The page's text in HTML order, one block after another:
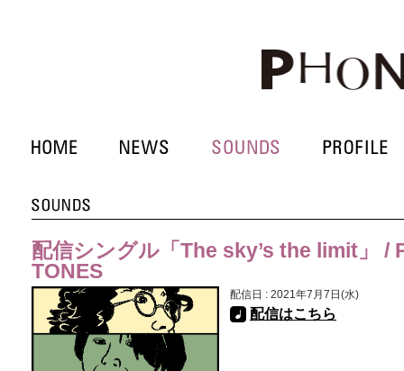
配信シングル 「The sky’s the limit」 /
TONES
配信日 : 2021年7月7日(水)
配信はこちら